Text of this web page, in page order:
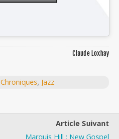
Claude Loxhay
Chroniques, Jazz
Article Suivant
Marquis Hill : New Gospel